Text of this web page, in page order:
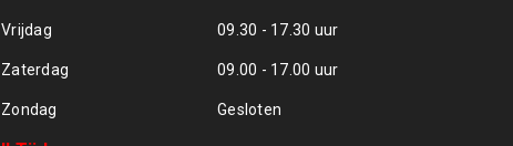
Vrijdag 09.30 - 17.30 uur
Zaterdag 09.00 - 17.00 uur
Zondag Gesloten